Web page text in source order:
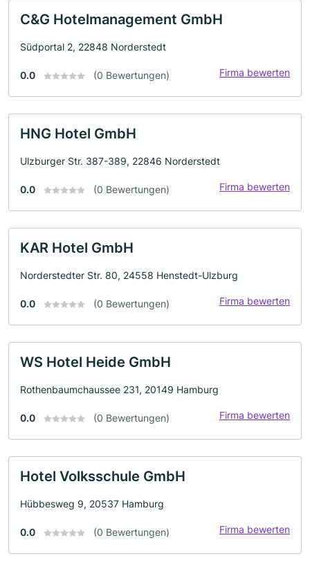
C&G Hotelmanagement GmbH
Südportal 2, 22848 Norderstedt
0.0 (0 Bewertungen) Firma bewerten
HNG Hotel GmbH
Ulzburger Str. 387-389, 22846 Norderstedt
0.0 (0 Bewertungen) Firma bewerten
KAR Hotel GmbH
Norderstedter Str. 80, 24558 Henstedt-Ulzburg
0.0 (0 Bewertungen) Firma bewerten
WS Hotel Heide GmbH
Rothenbaumchaussee 231, 20149 Hamburg
0.0 (0 Bewertungen) Firma bewerten
Hotel Volksschule GmbH
Hübbesweg 9, 20537 Hamburg
0.0 (0 Bewertungen) Firma bewerten